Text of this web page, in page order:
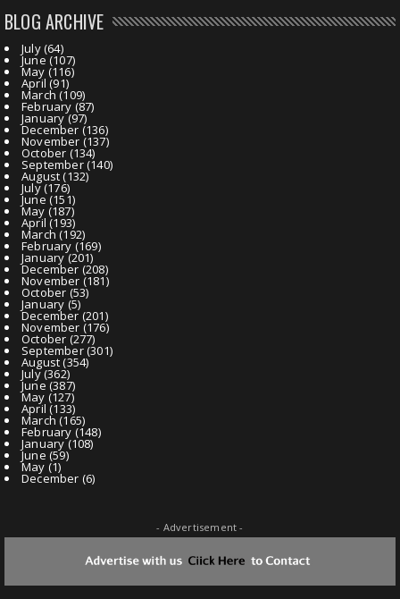
BLOG ARCHIVE
July(64)
June(107)
May (116)
April (91)
March (109)
February (87)
January(97)
December (136)
November (137)
October (134)
September(140)
August(132)
July(176)
June(151)
May (187)
April (193)
March (192)
February (169)
January(201)
December (208)
November (181)
October (53)
January (5)
December(201)
November (176)
October (277)
September(301)
August(354)
July(362)
June(387)
May (127)
April (133)
March (165)
February (148)
January(108)
June (59)
May (1)
December (6)
- Advertisement -